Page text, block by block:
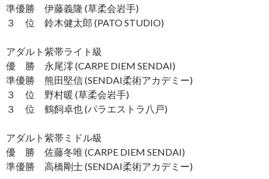
準優勝 伊藤義隆 (草柔会岩手)
３ 位 鈴木健太郎 (PATO STUDIO)
アダルト紫帯ライト級
優 勝 永尾澪 (CARPE DIEM SENDAI)
準優勝 熊田堅信 (SENDAI柔術アカデミー)
３ 位 野村暖 (草柔会岩手)
３ 位 鶴飼卓也 (パラエストラ八戸)
アダルト紫帯ミドル級
優 勝 佐藤冬唯 (CARPE DIEM SENDAI)
準優勝 高橋剛士 (SENDAI柔術アカデミー)